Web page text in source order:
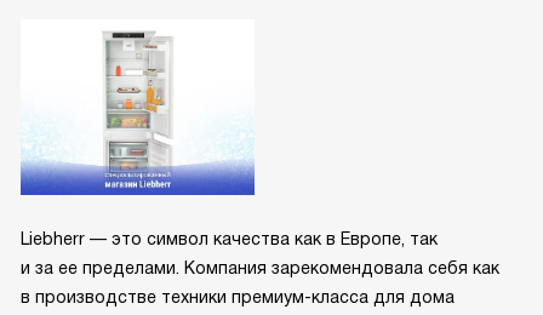
Liebherr — это символ качества как в Европе, так
и за ее пределами. Компания зарекомендовала себя как
в производстве техники премиум-класса для дома